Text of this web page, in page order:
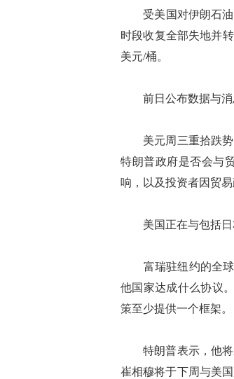
受美国对伊朗石油
时段收复全部失地并
美元/桶。
前日公布数据与消
美元周三重拾跌势
特朗普政府是否会与
响，以及投资者因贸
美国正在与包括日
富瑞驻纽约的全球
他国家达成什么协议
策至少提供一个框架。
特朗普表示，他将
崔相穆将于下周与美